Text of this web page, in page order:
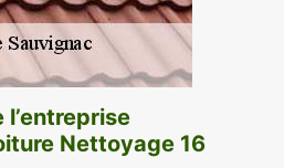
Nettoyage 16